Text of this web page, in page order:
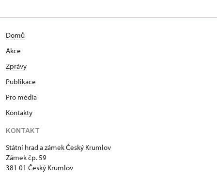
Domů
Akce
Zprávy
Publikace
Pro média
Kontakty
KONTAKT
Státní hrad a zámek Český Krumlov
Zámek čp. 59
381 01 Český Krumlov